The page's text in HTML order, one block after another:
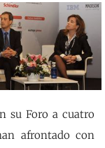
su Foro a cuatro
afrontado con